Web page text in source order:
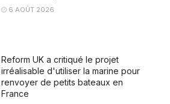
6 AOÛT 2026
Reform UK a critiqué le projet
irréalisable d'utiliser la marine pour
renvoyer de petits bateaux en
France